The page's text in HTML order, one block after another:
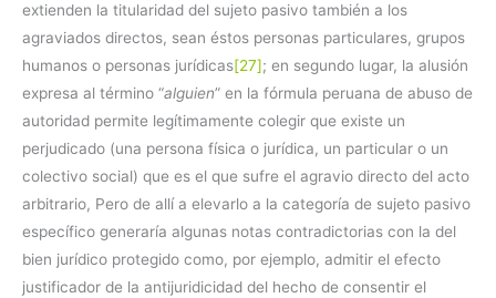
extienden la titularidad del sujeto pasivo también a los
agraviados directos, sean éstos personas particulares, grupos
humanos o personas jurídicas[27]; en segundo lugar, la alusión
expresa al término “alguien” en la fórmula peruana de abuso de
autoridad permite legítimamente colegir que existe un
perjudicado (una persona física o jurídica, un particular o un
colectivo social) que es el que sufre el agravio directo del acto
arbitrario, Pero de allí a elevarlo a la categoría de sujeto pasivo
específico generaría algunas notas contradictorias con la del
bien jurídico protegido como, por ejemplo, admitir el efecto
justificador de la antijuridicidad del hecho de consentir el